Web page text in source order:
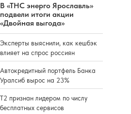
В «ТНС энерго Ярославль»
подвели итоги акции
«Двойная выгода»
Эксперты выяснили, как кешбэк
влияет на спрос россиян
Автокредитный портфель Банка
Уралсиб вырос на 23%
Т2 признан лидером по числу
бесплатных сервисов